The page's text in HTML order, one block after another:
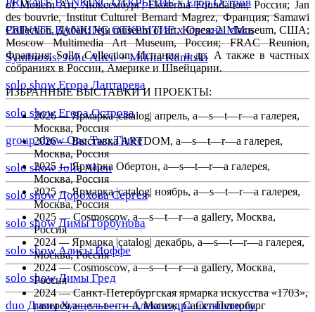
PRIVATE BANKING ОТКРЫТИЕ х Оксана Мась
Symbiosis: Jolie Alien + Mikita Kunitski
solo show Егора Лаптарева
solo show Егора Острова
group show One.Two.Three
solo show Jolie Alien
solo show Дорохова Сергея
solo show Димы Горбунова
solo show Алисы Йоффе
solo show Димы Гред
duo Димы Хунцельвег и Александра Селиванова
of Modern Art, Люксембург; Ekaterina Foundation, Россия; Jan
des bouvrie, Institut Culturel Bernard Magrez, Франция; Samawi
Collection, Дубай; Jeju museum of art, Корея; 21 cMuseum, США;
Moscow Multimedia Art Museum, Россия; FRAC Reunion,
Франция; Sollo Collection, Испания и др. А также в частных
собраниях в России, Америке и Швейцарии.
ИЗБРАННЫЕ ВЫСТАВКИ И ПРОЕКТЫ:
2026—Ярмарка |catalog| апрель, a—s—t—r—a галерея,
Москва, Россия
2026—Выставка ARTDOM, a—s—t—r—a галерея,
Москва, Россия
2025 —Ярмарка Обертон, a—s—t—r—a галерея,
Москва, Россия
2025 —Ярмарка |catalog| ноябрь, a—s—t—r—a галерея,
Москва, Россия
2025 — Cosmoscow, a—s—t—r—a gallery, Москва,
Россия
2024 — Ярмарка |catalog| декабрь, a—s—t—r—a галерея,
Москва, Россия
2024 — Cosmoscow, a—s—t—r—a gallery, Москва,
Россия
2024 — Санкт-Петербургская ярмарка искусства «1703»,
галерея a—s—t—r—a, Манеж, Санкт-Петербург